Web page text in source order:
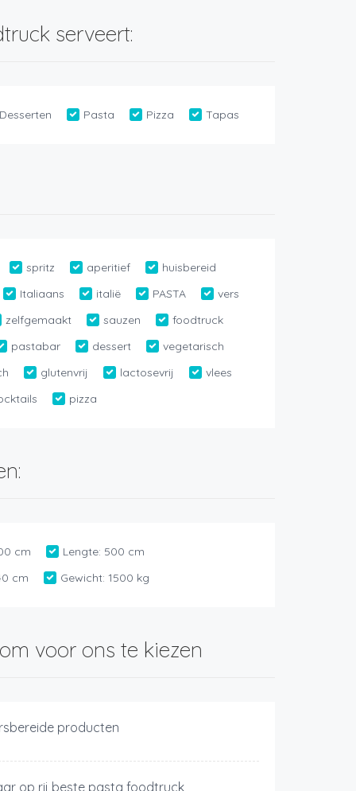
serveert:
Desserten Pasta Pizza Tapas
spritz aperitief
huisbereid
Italiaans italië PASTA
vers
zelfgemaakt sauzen
foodtruck
pastabar dessert
vegetarisch
glutenvrij lactosevrij
vlees
pizza
cm Lengte: 500 cm
cm Gewicht: 1500 kg
voor ons te kiezen
producten
op rij beste pasta foodtruck